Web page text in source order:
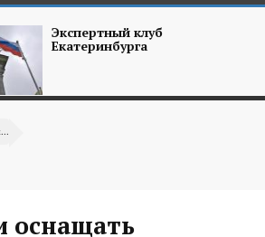
Экспертный клуб
Екатеринбурга
оснащать